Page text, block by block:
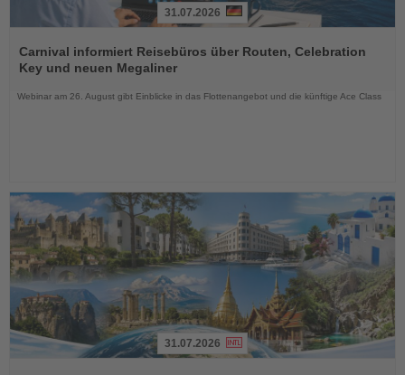
Sie
die
Nachrichten
31.07.2026
Carnival informiert Reisebüros über Routen, Celebration
Key und neuen Megaliner
Webinar am 26. August gibt Einblicke in das Flottenangebot und die künftige Ace Class
31.07.2026